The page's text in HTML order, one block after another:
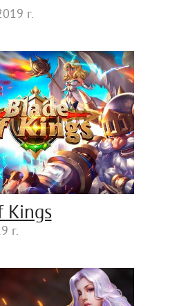
г.
Kings
г.